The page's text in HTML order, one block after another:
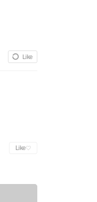
Like
Like